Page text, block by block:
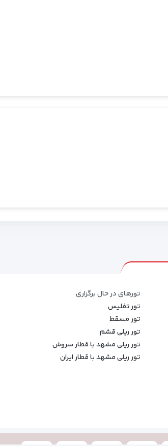
تورهای در حال برگزاری
تور تفلیس
تور مسقط
تور ریلی قشم
تور ریلی مشهد با قطار سروش
تور ریلی مشهد با قطار ایران